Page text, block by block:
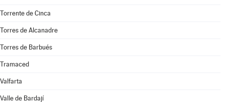
Torrente de Cinca
Torres de Alcanadre
Torres de Barbués
Tramaced
Valfarta
Valle de Bardají